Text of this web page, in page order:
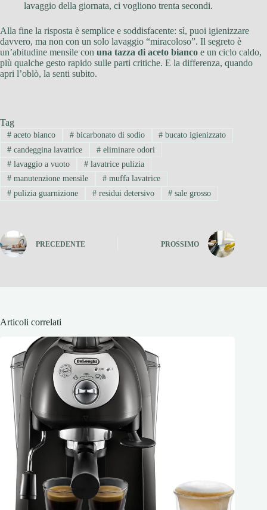
lavaggio della giornata, ci vogliono trenta secondi.
Alla fine la risposta è semplice e soddisfacente: sì, puoi igienizzare
davvero, ma non con un solo lavaggio “miracoloso”. Il segreto è
un’abitudine mensile con una tazza di aceto bianco e un ciclo caldo,
più qualche gesto rapido sulle parti critiche. E la differenza, quando
apri l’oblò, la senti subito.
Tag
#aceto bianco #bicarbonato di sodio # bucato igienizzato
#candeggina lavatrice #eliminare odori
#lavaggio a vuoto #lavatrice pulizia
#manutenzione mensile #muffa lavatrice
#pulizia guarnizione #residui detersivo # sale grosso
PRECEDENTE PROSSIMO
Articoli correlati